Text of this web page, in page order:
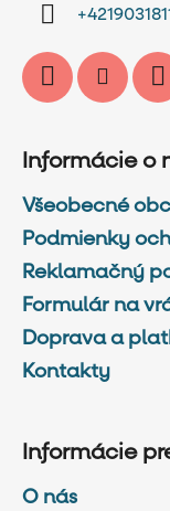
Informácie o
Všeobecné
Podmienky
Reklamačný
Formulár na
Doprava a
Kontakty
Informácie
O nás